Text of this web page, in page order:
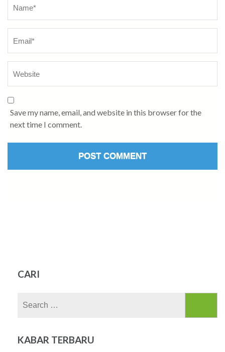
Save my name, email, and website in this browser for the
next time I comment.
CARI
KABAR TERBARU